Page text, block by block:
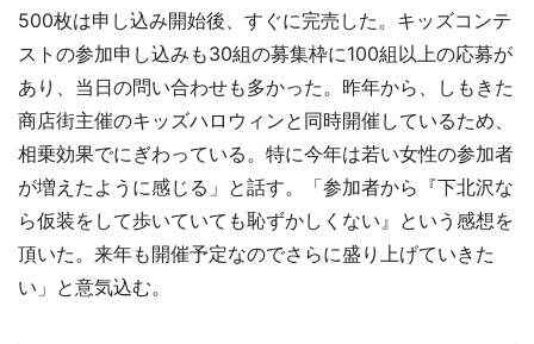
500枚は申し込み開始後、すぐに完売した。キッズコンテ
ストの参加申し込みも30組の募集枠に100組以上の応募が
あり、当日の問い合わせも多かった。昨年から、しもきた
商店街主催のキッズハロウィンと同時開催しているため、
相乗効果でにぎわっている。特に今年は若い女性の参加者
が増えたように感じる」と話す。「参加者から『下北沢な
ら仮装をして歩いていても恥ずかしくない』という感想を
頂いた。来年も開催予定なのでさらに盛り上げていきた
い」と意気込む。